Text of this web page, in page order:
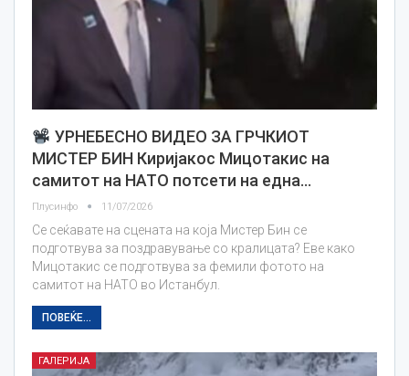
УРНЕБЕСНО ВИДЕО ЗА ГРЧКИОТ
МИСТЕР БИН Киријакос Мицотакис на
самитот на НАТО потсети на една…
Плусинфо 11/07/2026
Се сеќавате на сцената на која Мистер Бин се
подготвува за поздравување со кралицата? Еве како
Мицотакис се подготвува за фемили фотото на
самитот на НАТО во Истанбул.
ПОВЕЌЕ...
ГАЛЕРИЈА